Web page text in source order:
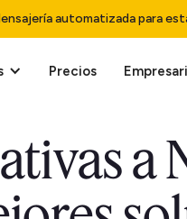
automatizada para
Precios
a